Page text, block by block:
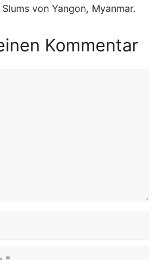
von Yangon, Myanmar.
Kommentar